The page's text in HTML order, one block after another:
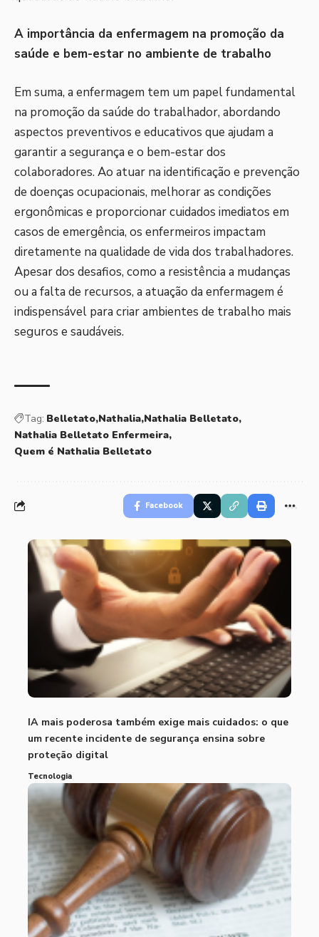
A importância da enfermagem na promoção da
saúde e bem-estar no ambiente de trabalho
Em suma, a enfermagem tem um papel fundamental
na promoção da saúde do trabalhador, abordando
aspectos preventivos e educativos que ajudam a
garantir a segurança e o bem-estar dos
colaboradores. Ao atuar na identificação e prevenção
de doenças ocupacionais, melhorar as condições
ergonômicas e proporcionar cuidados imediatos em
casos de emergência, os enfermeiros impactam
diretamente na qualidade de vida dos trabalhadores.
Apesar dos desafios, como a resistência a mudanças
ou a falta de recursos, a atuação da enfermagem é
indispensável para criar ambientes de trabalho mais
seguros e saudáveis.
Tag: Belletato Nathalia Nathalia Belletato
Nathalia Belletato Enfermeira
Quem é Nathalia Belletato
Facebook
IA mais poderosa também exige mais cuidados: o que
um recente incidente de segurança ensina sobre
proteção digital
Tecnologia